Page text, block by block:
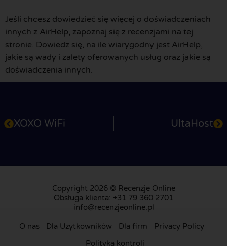
Jeśli chcesz dowiedzieć się więcej o doświadczeniach
innych z AirHelp, zapoznaj się z recenzjami na tej
stronie. Dowiedz się, na ile wiarygodny jest AirHelp,
jakie są wady i zalety oferowanych usług oraz jakie są
doświadczenia innych.
XOXO WiFi UltaHost
Copyright 2026 © Recenzje Online
Obsługa klienta: +31 79 360 2701
info@recenzjeonline.pl
O nas Dla Użytkowników Dla firm
Privacy Policy
Polityka kontroli